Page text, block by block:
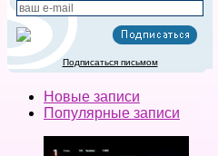
Подписаться письмом
Новые записи
Популярные записи